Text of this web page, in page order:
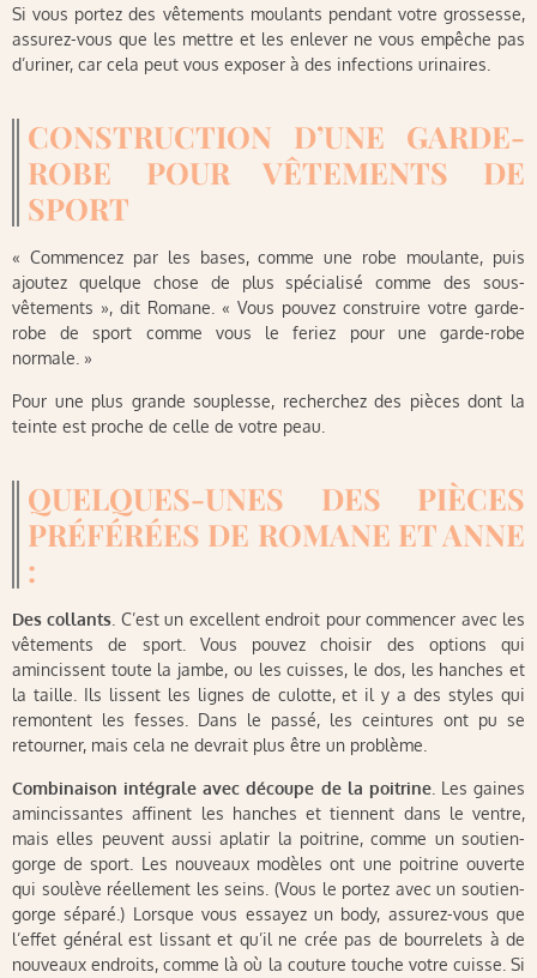
Si vous portez des vêtements moulants pendant votre grossesse,
assurez-vous que les mettre et les enlever ne vous empêche pas
d’uriner, car cela peut vous exposer à des infections urinaires.
CONSTRUCTION D’UNE GARDE-
ROBE POUR VÊTEMENTS DE
SPORT
« Commencez par les bases, comme une robe moulante, puis
ajoutez quelque chose de plus spécialisé comme des sous-
vêtements », dit Romane. « Vous pouvez construire votre garde-
robe de sport comme vous le feriez pour une garde-robe
normale. »
Pour une plus grande souplesse, recherchez des pièces dont la
teinte est proche de celle de votre peau.
QUELQUES-UNES DES PIÈCES
PRÉFÉRÉES DE ROMANE ET ANNE
:
Des collants . C’est un excellent endroit pour commencer avec les
vêtements de sport. Vous pouvez choisir des options qui
amincissent toute la jambe, ou les cuisses, le dos, les hanches et
la taille. Ils lissent les lignes de culotte, et il y a des styles qui
remontent les fesses. Dans le passé, les ceintures ont pu se
retourner, mais cela ne devrait plus être un problème.
Combinaison intégrale avec découpe de la poitrine. Les gaines
amincissantes affinent les hanches et tiennent dans le ventre,
mais elles peuvent aussi aplatir la poitrine, comme un soutien-
gorge de sport. Les nouveaux modèles ont une poitrine ouverte
qui soulève réellement les seins. (Vous le portez avec un soutien-
gorge séparé.) Lorsque vous essayez un body, assurez-vous que
l’effet général est lissant et qu’il ne crée pas de bourrelets à de
nouveaux endroits, comme là où la couture touche votre cuisse. Si